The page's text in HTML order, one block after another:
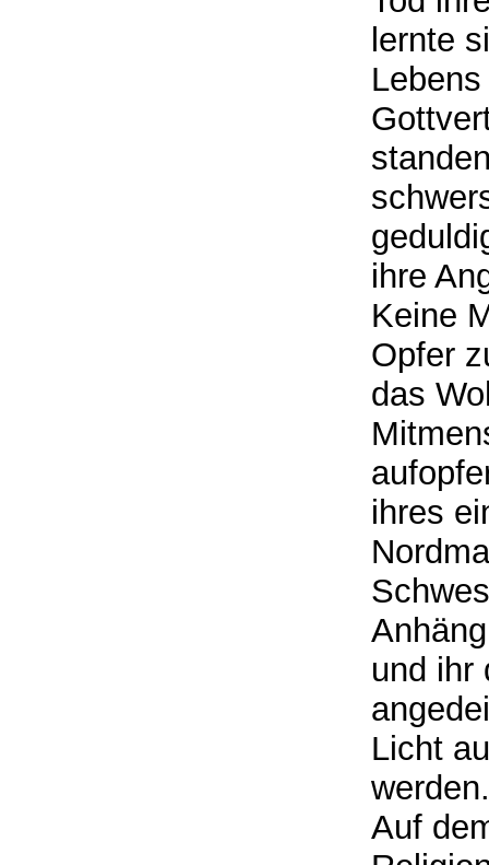
lernte
ihre
Keine
Opfer
das
ihres
und ihr
Licht
Auf